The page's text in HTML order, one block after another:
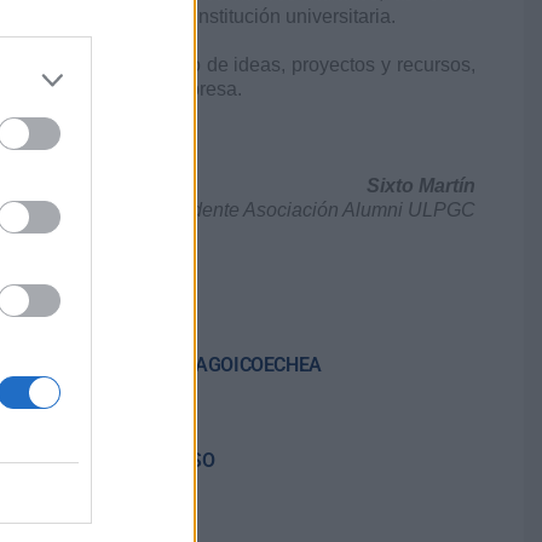
al amparo de la institución universitaria.
el intercambio de ideas, proyectos y recursos,
la sociedad y la empresa.
Sixto Martín
Presidente Asociación Alumni ULPGC
IRIGOYEN ZARRAGOICOECHEA
MARTÍN AFONSO